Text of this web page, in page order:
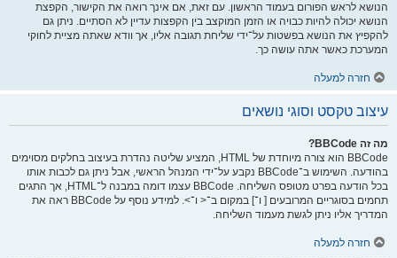
הנושא לראש הפורום בעמוד הראשון. עם זאת, אם אינך רואה את הקישור, הקפצת
הנושא יכולה להיות כבויה או הזמן המוקצב בין הקפצות עדיין לא הסתיים. ניתן גם
להקפיץ את הנושא בפשטות על־ידי שליחת תגובה אליו, אך וודא שאתה מציית לחוקי
המערכת כאשר אתה עושה כך.
חזרה למעלה
עיצוב טקסט וסוגי נושאים
מה זה BBCode?
BBCode הוא צורה מיוחדת של HTML, המציע שליטה נהדרת בעיצוב בחלקים מסוימים
בהודעה. השימוש ב־BBCode נקבע על־ידי המנהל הראשי, אבל ניתן גם לכבות אותו
בכל הודעה בפרט מטופס השליחה. BBCode עצמו דומה במבנה ל־HTML, אך התגים
תחמים בסוגריים המרובעים [ ו־] במקום ב־< ו־>. למידע נוסף על BBCode ראה את
המדריך אליו ניתן לגשת מעמוד השליחה.
חזרה למעלה